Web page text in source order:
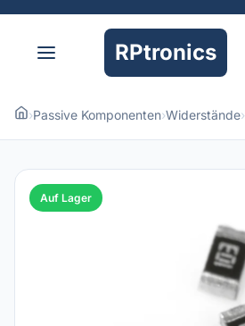
RPtronics
›Passive Komponenten›Widerstände›
Auf Lager